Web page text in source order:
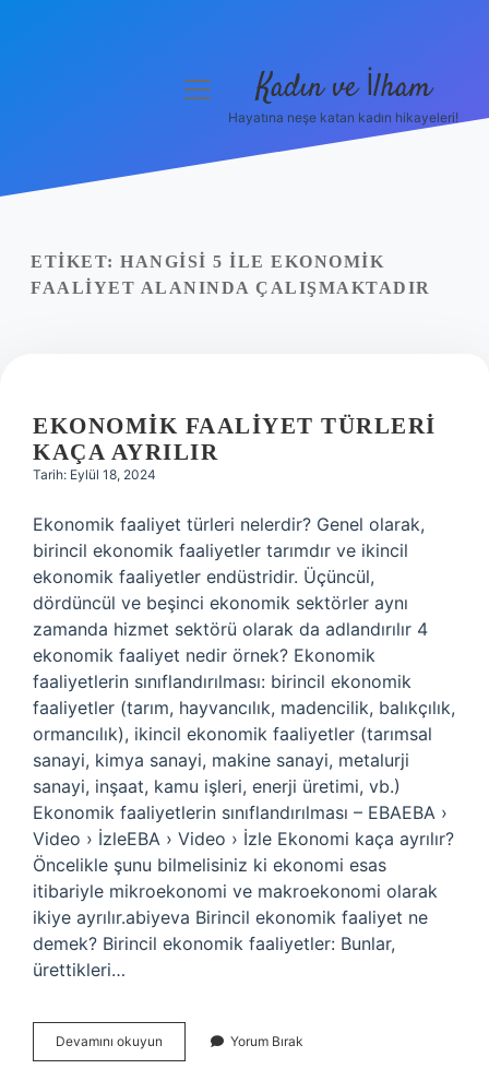
Yasal Uyarı
menüyü
Kadın ve İlham
Hayatına neşe katan kadın hikayeleri!
ETIKET: HANGISI 5 ILE EKONOMIK
FAALIYET ALANINDA ÇALIŞMAKTADIR
EKONOMIK FAALIYET TÜRLERI
KAÇA AYRILIR
Tarih: Eylül 18, 2024
Ekonomik faaliyet türleri nelerdir? Genel olarak,
birincil ekonomik faaliyetler tarımdır ve ikincil
ekonomik faaliyetler endüstridir. Üçüncül,
dördüncül ve beşinci ekonomik sektörler aynı
zamanda hizmet sektörü olarak da adlandırılır 4
ekonomik faaliyet nedir örnek? Ekonomik
faaliyetlerin sınıflandırılması: birincil ekonomik
faaliyetler (tarım, hayvancılık, madencilik, balıkçılık,
ormancılık), ikincil ekonomik faaliyetler (tarımsal
sanayi, kimya sanayi, makine sanayi, metalurji
sanayi, inşaat, kamu işleri, enerji üretimi, vb.)
Ekonomik faaliyetlerin sınıflandırılması – EBAEBA ›
Video › İzleEBA › Video › İzle Ekonomi kaça ayrılır?
Öncelikle şunu bilmelisiniz ki ekonomi esas
itibariyle mikroekonomi ve makroekonomi olarak
ikiye ayrılır.abiyeva Birincil ekonomik faaliyet ne
demek? Birincil ekonomik faaliyetler: Bunlar,
ürettikleri…
Devamını okuyun Ekonomik
Faaliyet
Yorum Bırak